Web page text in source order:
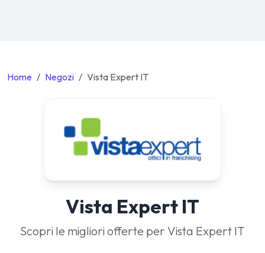
Home Negozi Vista Expert IT
Vista Expert IT
Scopri le migliori offerte per Vista Expert IT